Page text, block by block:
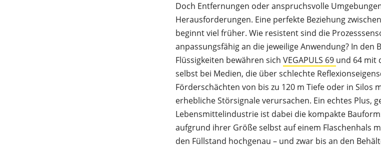
Doch Entfernungen oder anspruchsvolle
Herausforderungen. Eine perfekte Beziehung
beginnt viel früher. Wie resistent sind die
anpassungsfähig an die jeweilige Anwendung? In den
Flüssigkeiten bewähren sich VEGAPULS 69 und 64 mit
selbst bei Medien, die über schlechte
Förderschächten von bis zu 120 m Tiefe oder in Silos
erhebliche Störsignale verursachen. Ein echtes Plus,
Lebensmittelindustrie ist dabei die kompakte
aufgrund ihrer Größe selbst auf einem Flaschenhals
den Füllstand hochgenau – und zwar bis an den